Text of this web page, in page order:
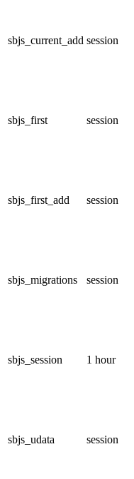
sbjs_current_add session
sbjs_first session
sbjs_first_add session
sbjs_migrations session
sbjs_session 1 hour
sbjs_udata session